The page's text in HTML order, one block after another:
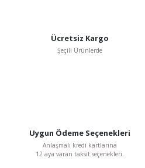
Ücretsiz Kargo
Şeçili Ürünlerde
Uygun Ödeme Seçenekleri
Anlaşmalı kredi kartlarına
12 aya varan taksit seçenekleri.